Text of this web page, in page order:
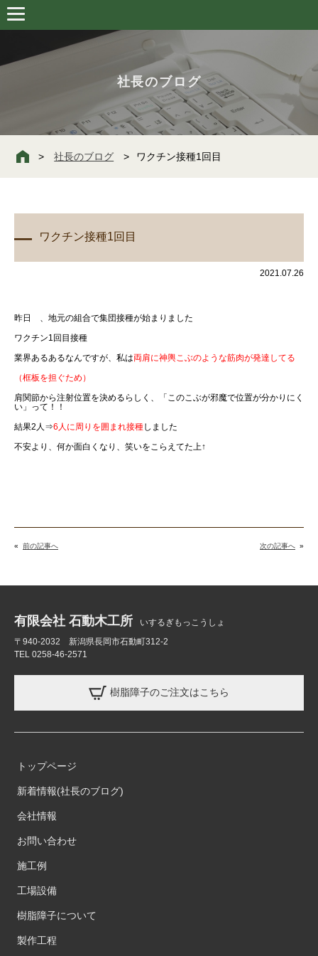
社長のブログ
社長のブログ ワクチン接種1回目
ワクチン接種1回目
2021.07.26
昨日 、地元の組合で集団接種が始まりました
ワクチン1回目接種
業界あるあるなんですが、私は両肩に神輿こぶのような筋肉が発達してる
（框板を担ぐため）
肩関節から注射位置を決めるらしく、「このこぶが邪魔で位置が分かりにく
い」って！！
結果2人⇒6人に周りを囲まれ接種しました
不安より、何か面白くなり、笑いをこらえてた上↑
« 前の記事へ 次の記事へ »
有限会社 石動木工所
いするぎもっこうしょ
〒940-2032 新潟県長岡市石動町312-2
TEL 0258-46-2571
樹脂障子のご注文はこちら
トップページ
新着情報(社長のブログ)
会社情報
お問い合わせ
施工例
工場設備
樹脂障子について
製作工程